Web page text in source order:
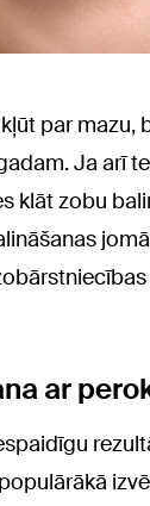
par mazu,
Ja arī
klāt zobu
ar